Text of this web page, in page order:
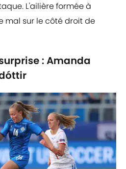
L'ailière formée à
mal sur le côté droit de
: Amanda